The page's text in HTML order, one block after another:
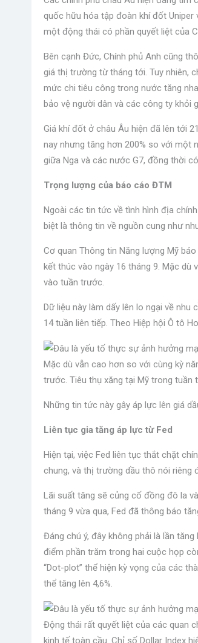
quốc hữu hóa tập đoàn khí đốt
một động thái có phần quyết liệt của
Bên cạnh Đức, Chính phủ Anh cũng
giá thị trường từ tháng tới. Tuy nhiên,
mức chi tiêu công trong nước tăng
bảo vệ người dân và các công ty khỏi
Giá khí đốt ở châu Âu hiện đã lên tới
nay nhưng tăng hơn 200% so với một
giữa Nga và các nước G7, đồng thời
Trọng lượng của báo cáo ĐTM
Ngoài các tin tức về tình hình địa
biệt là thông tin về nguồn cung như
Cơ quan Thông tin Năng lượng Mỹ
kết thúc vào ngày 16 tháng 9. Mặc dù
vào tuần trước.
Dữ liệu này làm dấy lên lo ngại về nhu
14 tuần liên tiếp. Theo Hiệp hội Ô tô
Mặc dù vẫn cao hơn so với cùng kỳ
trước. Tiêu thụ xăng tại Mỹ trong tuần
Những tin tức này gây áp lực lên giá
Liên tục gia tăng áp lực từ Fed
Hiện tại, việc Fed liên tục thắt chặt
chung, và thị trường dầu thô nói riêng
Lãi suất tăng sẽ củng cố đồng đô la
tháng 9 vừa qua, Fed đã thông báo
Đáng chú ý, đây không phải là lần
điểm phần trăm trong hai cuộc họp
“Dot-plot” thể hiện kỳ ​​vọng của các
thể tăng lên 4,6%.
Động thái rất quyết liệt của các quan
kinh tế toàn cầu. Chỉ số Dollar Index